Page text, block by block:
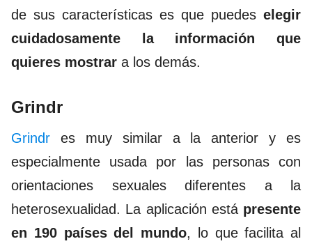
de sus características es que puedes elegir
cuidadosamente la información que
quieres mostrar a los demás.
Grindr
Grindr es muy similar a la anterior y es
especialmente usada por las personas con
orientaciones sexuales diferentes a la
heterosexualidad. La aplicación está presente
en 190 países del mundo, lo que facilita al